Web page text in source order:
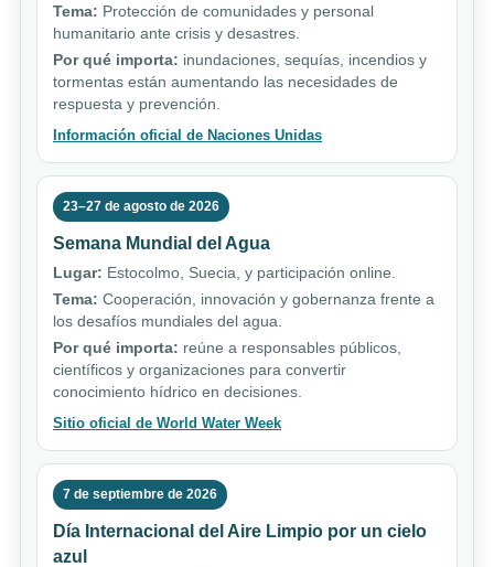
Tema: Protección de comunidades y personal
humanitario ante crisis y desastres.
Por qué importa: inundaciones, sequías, incendios y
tormentas están aumentando las necesidades de
respuesta y prevención.
Información oficial de Naciones Unidas
23–27 de agosto de 2026
Semana Mundial del Agua
Lugar: Estocolmo, Suecia, y participación online.
Tema: Cooperación, innovación y gobernanza frente a
los desafíos mundiales del agua.
Por qué importa: reúne a responsables públicos,
científicos y organizaciones para convertir
conocimiento hídrico en decisiones.
Sitio oficial de World Water Week
7 de septiembre de 2026
Día Internacional del Aire Limpio por un cielo
azul